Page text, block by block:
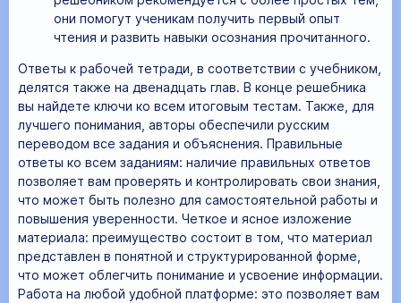
они помогут ученикам получить первый опыт
чтения и развить навыки осознания прочитанного.
Ответы к рабочей тетради, в соответствии с учебником,
делятся также на двенадцать глав. В конце решебника
вы найдете ключи ко всем итоговым тестам. Также, для
лучшего понимания, авторы обеспечили русским
переводом все задания и объяснения. Правильные
ответы ко всем заданиям: наличие правильных ответов
позволяет вам проверять и контролировать свои знания,
что может быть полезно для самостоятельной работы и
повышения уверенности. Четкое и ясное изложение
материала: преимущество состоит в том, что материал
представлен в понятной и структурированной форме,
что может облегчить понимание и усвоение информации.
Работа на любой удобной платформе: это позволяет вам